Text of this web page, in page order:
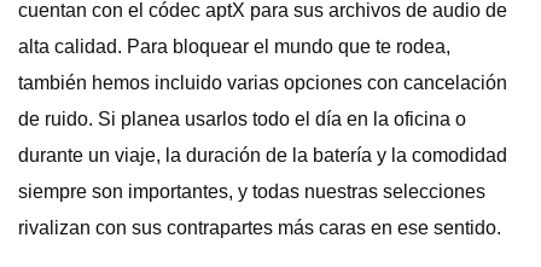
cuentan con el códec aptX para sus archivos de audio de
alta calidad. Para bloquear el mundo que te rodea,
también hemos incluido varias opciones con cancelación
de ruido. Si planea usarlos todo el día en la oficina o
durante un viaje, la duración de la batería y la comodidad
siempre son importantes, y todas nuestras selecciones
rivalizan con sus contrapartes más caras en ese sentido.